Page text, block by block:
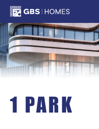
1 Park
1 PARK